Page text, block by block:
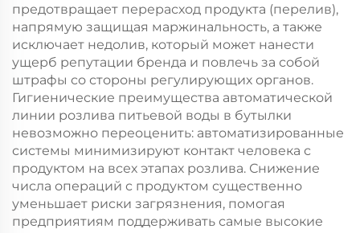
предотвращает перерасход продукта (перелив),
напрямую защищая маржинальность, а также
исключает недолив, который может нанести
ущерб репутации бренда и повлечь за собой
штрафы со стороны регулирующих органов.
Гигиенические преимущества автоматической
линии розлива питьевой воды в бутылки
невозможно переоценить: автоматизированные
системы минимизируют контакт человека с
продуктом на всех этапах розлива. Снижение
числа операций с продуктом существенно
уменьшает риски загрязнения, помогая
предприятиям поддерживать самые высокие